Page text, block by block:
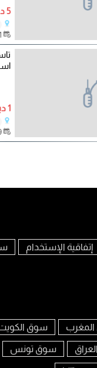
5 دينار
1 دينار
12/05/2019
إتفاقية الإستخدام
سوق
سوق تونس